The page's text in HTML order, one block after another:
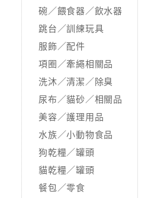
碗／餵食器／飲水器
跳台／訓練玩具
服飾／配件
項圈／牽繩相關品
洗沐／清潔／除臭
尿布／貓砂／相關品
美容／護理用品
水族／小動物食品
狗乾糧／罐頭
貓乾糧／罐頭
餐包／零食